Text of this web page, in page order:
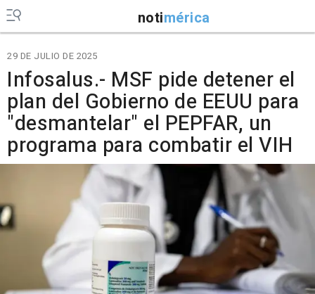
notimérica
29 DE JULIO DE 2025
Infosalus.- MSF pide detener el
plan del Gobierno de EEUU para
"desmantelar" el PEPFAR, un
programa para combatir el VIH